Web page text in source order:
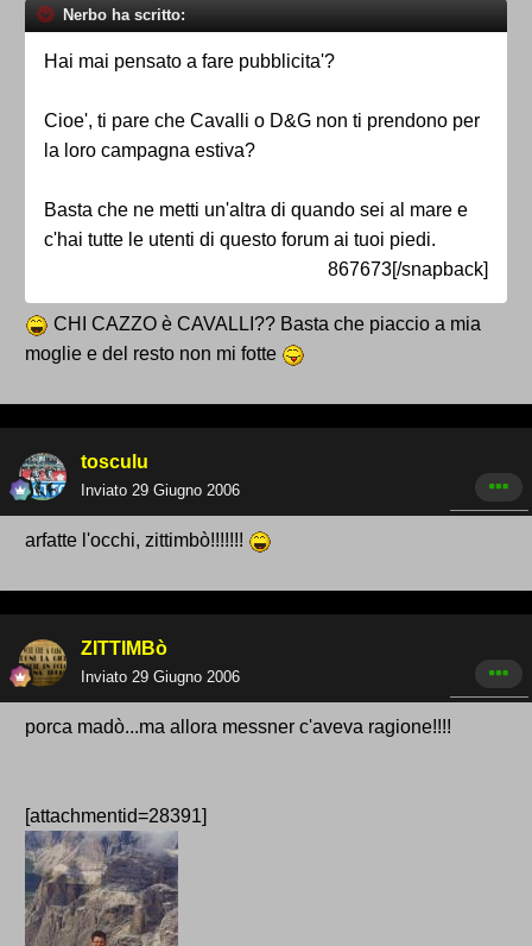
Nerbo ha scritto:
Hai mai pensato a fare pubblicita'?
Cioe', ti pare che Cavalli o D&G non ti prendono per
la loro campagna estiva?
Basta che ne metti un'altra di quando sei al mare e
c'hai tutte le utenti di questo forum ai tuoi piedi.
867673[/snapback]
CHI CAZZO è CAVALLI?? Basta che piaccio a mia
moglie e del resto non mi fotte
tosculu
Inviato 29 Giugno 2006
arfatte l'occhi, zittimbò!!!!!!!
ZITTIMBò
Inviato 29 Giugno 2006
porca madò...ma allora messner c'aveva ragione!!!!
[attachmentid=28391]